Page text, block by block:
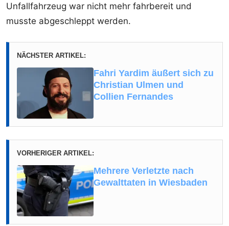
Unfallfahrzeug war nicht mehr fahrbereit und
musste abgeschleppt werden.
NÄCHSTER ARTIKEL:
Fahri Yardim äußert sich zu
Christian Ulmen und
Collien Fernandes
VORHERIGER ARTIKEL:
Mehrere Verletzte nach
Gewalttaten in Wiesbaden